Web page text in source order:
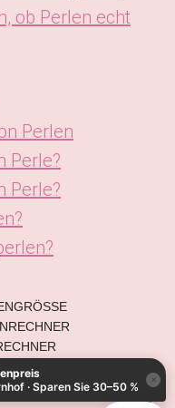
ob Perlen echt
Perlen
Perle?
Perle?
· Sparen Sie 30–50 %
×